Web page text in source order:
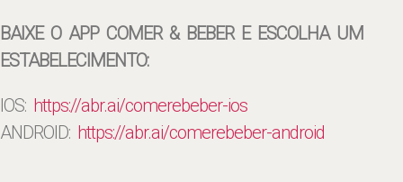
BAIXE O APP COMER & BEBER E ESCOLHA UM
ESTABELECIMENTO:
IOS: https://abr.ai/comerebeber-ios
ANDROID: https://abr.ai/comerebeber-android